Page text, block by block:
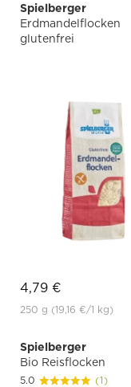
Spielberger
Erdmandelflocken
glutenfrei
4,79 €
250 g (19,16 €/1 kg)
Spielberger
Bio Reisflocken
5.0 (1)